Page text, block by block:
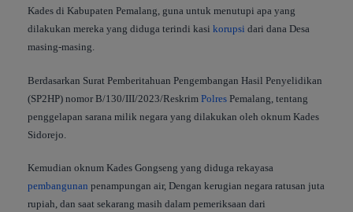
Kades di Kabupaten Pemalang, guna untuk menutupi apa yang
dilakukan mereka yang diduga terindi kasi korupsi dari dana Desa
masing-masing.
Berdasarkan Surat Pemberitahuan Pengembangan Hasil Penyelidikan
(SP2HP) nomor B/130/III/2023/Reskrim Polres Pemalang, tentang
penggelapan sarana milik negara yang dilakukan oleh oknum Kades
Sidorejo.
Kemudian oknum Kades Gongseng yang diduga rekayasa
pembangunan penampungan air, Dengan kerugian negara ratusan juta
rupiah, dan saat sekarang masih dalam pemeriksaan dari